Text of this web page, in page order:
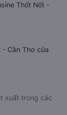
Thốt Nốt -
Cần Thơ của
xuất trong các